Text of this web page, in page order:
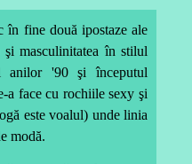
două ipostaze ale
masculinitatea în stilul
anilor '90 şi începutul
a face cu rochiile sexy şi
este voalul) unde linia
modă.